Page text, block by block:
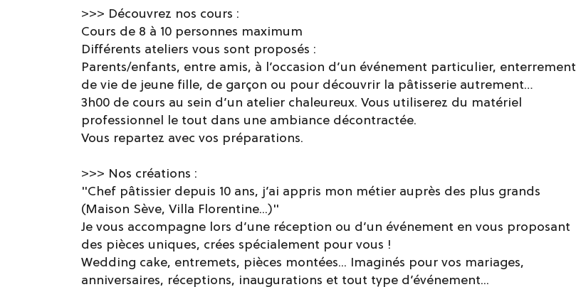
>>> Découvrez nos cours :
Cours de 8 à 10 personnes maximum
Différents ateliers vous sont proposés :
Parents/enfants, entre amis, à l’occasion d’un événement particulier, enterrement
de vie de jeune fille, de garçon ou pour découvrir la pâtisserie autrement…
3h00 de cours au sein d’un atelier chaleureux. Vous utiliserez du matériel
professionnel le tout dans une ambiance décontractée.
Vous repartez avec vos préparations.
>>> Nos créations :
"Chef pâtissier depuis 10 ans, j’ai appris mon métier auprès des plus grands
(Maison Sève, Villa Florentine...)"
Je vous accompagne lors d’une réception ou d’un événement en vous proposant
des pièces uniques, crées spécialement pour vous !
Wedding cake, entremets, pièces montées... Imaginés pour vos mariages,
anniversaires, réceptions, inaugurations et tout type d’événement...